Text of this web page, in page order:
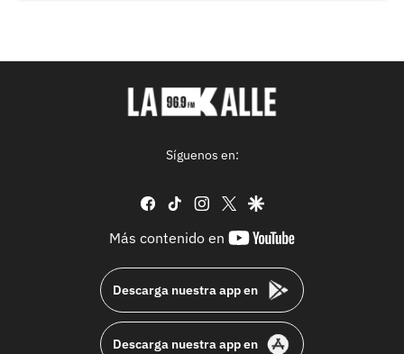
Síguenos en:
facebook
tiktok instagram
twittergoogle
Más contenido en
youtube-
Descarga nuestra app en
Descarga nuestra app en